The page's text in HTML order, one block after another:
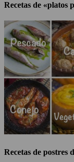
Recetas de «platos
Recetas de postres